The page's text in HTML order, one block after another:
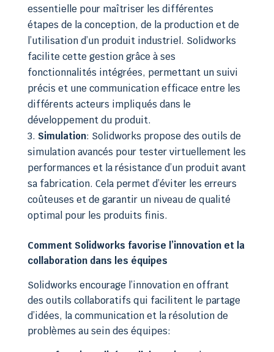
essentielle pour maîtriser les différentes
étapes de la conception, de la production et de
l’utilisation d’un produit industriel. Solidworks
facilite cette gestion grâce à ses
fonctionnalités intégrées, permettant un suivi
précis et une communication efficace entre les
différents acteurs impliqués dans le
développement du produit.
Simulation: Solidworks propose des outils de
simulation avancés pour tester virtuellement les
performances et la résistance d’un produit avant
sa fabrication. Cela permet d’éviter les erreurs
coûteuses et de garantir un niveau de qualité
optimal pour les produits finis.
Comment Solidworks favorise l’innovation et la
collaboration dans les équipes
Solidworks encourage l’innovation en offrant
des outils collaboratifs qui facilitent le partage
d’idées, la communication et la résolution de
problèmes au sein des équipes: